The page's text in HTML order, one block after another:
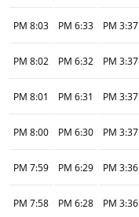
3:37 PM
6:33 PM
8:03 PM
3:37 PM
6:32 PM
8:02 PM
3:37 PM
6:31 PM
8:01 PM
3:37 PM
6:30 PM
8:00 PM
3:36 PM
6:29 PM
7:59 PM
3:36 PM
6:28 PM
7:58 PM